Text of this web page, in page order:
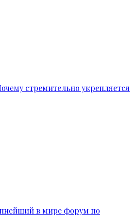
стремительно укрепляется
в мире форум по